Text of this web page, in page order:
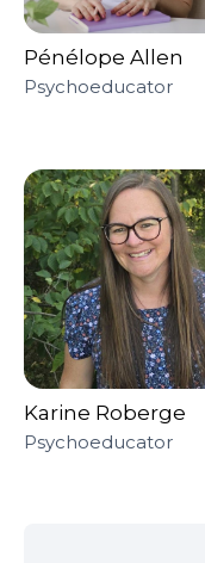
Pénélope Allen
Psychoeducator
Karine Roberge
Psychoeducator